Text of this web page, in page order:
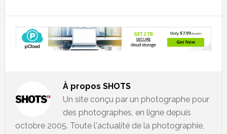
À propos SHOTS
Un site conçu par un photographe pour
des photographes, en ligne depuis
octobre 2005. Toute l'actualité de la photographie,